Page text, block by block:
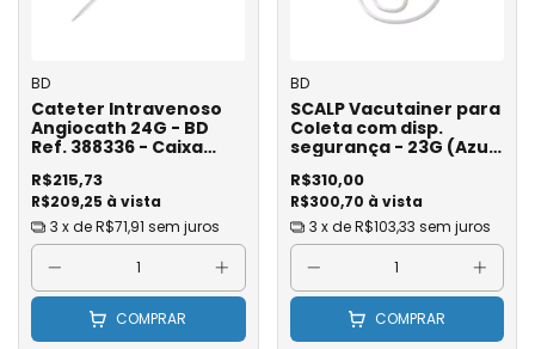
BD
Cateter Intravenoso
Angiocath 24G - BD
Ref. 388336 - Caixa
R$209,25 à vista
R$215,73
3 x deR$71,91 sem juros
COMPRAR
BD
SCALP Vacutainer para
Coleta com disp.
segurança - 23G (Azul
/ 367256 - Caixa com 50
R$300,70 à vista
R$310,00
3 x deR$103,33 sem juros
COMPRAR